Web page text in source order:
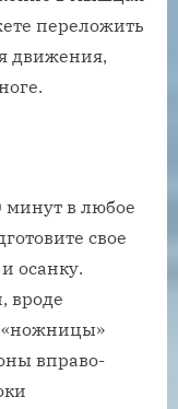
переложить
движения,
минут в любое
свое
осанку.
вроде
«ножницы»
вправо-